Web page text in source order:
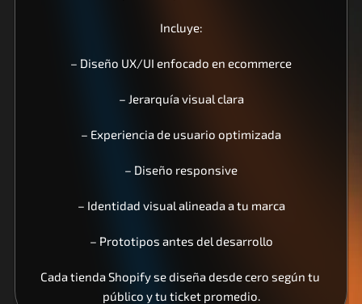
Incluye:
– Diseño UX/UI enfocado en ecommerce
– Jerarquía visual clara
– Experiencia de usuario optimizada
– Diseño responsive
– Identidad visual alineada a tu marca
– Prototipos antes del desarrollo
Cada tienda Shopify se diseña desde cero según tu
público y tu ticket promedio.